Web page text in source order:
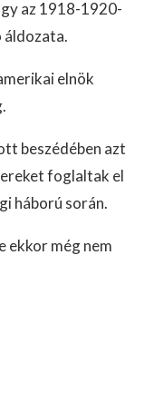
az 1918-1920-
áldozata.
elnök
beszédében azt
foglaltak el
háború során.
ekkor még nem